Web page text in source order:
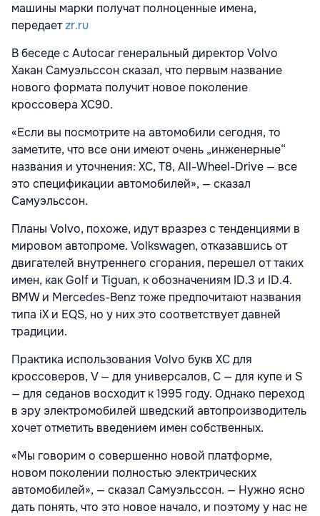
машины марки получат полноценные имена,
передаетzr.ru
В беседе с Autocar генеральный директор Volvo
Хакан Самуэльссон сказал, что первым название
нового формата получит новое поколение
кроссовера XC90.
«Если вы посмотрите на автомобили сегодня, то
заметите, что все они имеют очень „инженерные“
названия и уточнения: XC, T8, All-Wheel-Drive — все
это спецификации автомобилей», — сказал
Самуэльссон.
Планы Volvo, похоже, идут вразрез с тенденциями в
мировом автопроме. Volkswagen, отказавшись от
двигателей внутреннего сгорания, перешел от таких
имен, как Golf и Tiguan, к обозначениям ID.3 и ID.4.
BMW и Mercedes-Benz тоже предпочитают названия
типа iX и EQS, но у них это соответствует давней
традиции.
Практика использования Volvo букв XC для
кроссоверов, V — для универсалов, C — для купе и S
— для седанов восходит к 1995 году. Однако переход
в эру электромобилей шведский автопроизводитель
хочет отметить введением имен собственных.
«Мы говорим о совершенно новой платформе,
новом поколении полностью электрических
автомобилей», — сказал Самуэльссон. — Нужно ясно
дать понять, что это новое начало, и поэтому у нас не